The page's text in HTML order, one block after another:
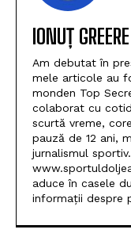
IONUȚ GREERE
Am debutat în
mele articole au
monden Top
colaborat cu
scurtă vreme,
pauză de 12 ani,
jurnalismul
aduce în casele
informații despre